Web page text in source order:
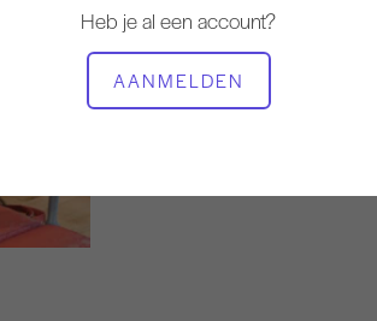
Heb je al een account?
AANMELDEN
BENODIGDE APPARATUUR
Toren